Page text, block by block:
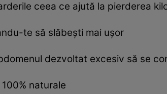
ceea ce ajută la pierderea
te să slăbeşti mai uşor
dezvoltat excesiv să se
naturale